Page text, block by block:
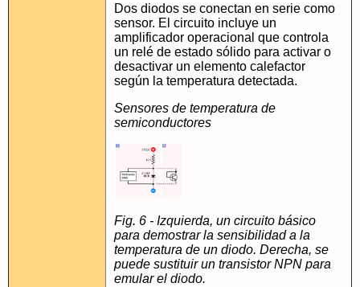
Dos diodos se conectan en serie como
sensor. El circuito incluye un
amplificador operacional que controla
un relé de estado sólido para activar o
desactivar un elemento calefactor
según la temperatura detectada.
Sensores de temperatura de
semiconductores
Fig. 6 - Izquierda, un circuito básico
para demostrar la sensibilidad a la
temperatura de un diodo. Derecha, se
puede sustituir un transistor NPN para
emular el diodo.